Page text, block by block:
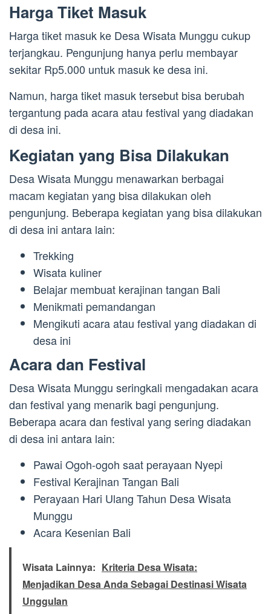
Harga Tiket Masuk
Harga tiket masuk ke Desa Wisata Munggu cukup
terjangkau. Pengunjung hanya perlu membayar
sekitar Rp5.000 untuk masuk ke desa ini.
Namun, harga tiket masuk tersebut bisa berubah
tergantung pada acara atau festival yang diadakan
di desa ini.
Kegiatan yang Bisa Dilakukan
Desa Wisata Munggu menawarkan berbagai
macam kegiatan yang bisa dilakukan oleh
pengunjung. Beberapa kegiatan yang bisa dilakukan
di desa ini antara lain:
Trekking
Wisata kuliner
Belajar membuat kerajinan tangan Bali
Menikmati pemandangan
Mengikuti acara atau festival yang diadakan di
desa ini
Acara dan Festival
Desa Wisata Munggu seringkali mengadakan acara
dan festival yang menarik bagi pengunjung.
Beberapa acara dan festival yang sering diadakan
di desa ini antara lain:
Pawai Ogoh-ogoh saat perayaan Nyepi
Festival Kerajinan Tangan Bali
Perayaan Hari Ulang Tahun Desa Wisata
Munggu
Acara Kesenian Bali
Wisata Lainnya: Kriteria Desa Wisata:
Menjadikan Desa Anda Sebagai Destinasi Wisata
Unggulan